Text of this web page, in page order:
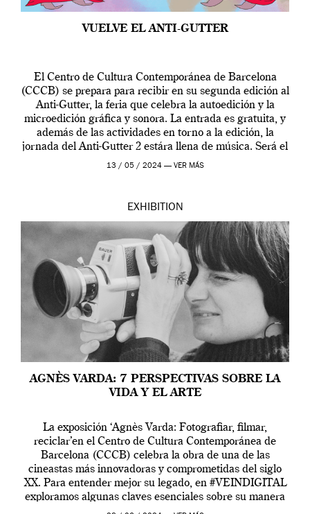
VUELVE EL ANTI-GUTTER
El Centro de Cultura Contemporánea de Barcelona
(CCCB) se prepara para recibir en su segunda edición al
Anti-Gutter, la feria que celebra la autoedición y la
microedición gráfica y sonora. La entrada es gratuita, y
además de las actividades en torno a la edición, la
jornada del Anti-Gutter 2 estára llena de música. Será el
[…]
13 / 05 / 2024 — VER MÁS
EXHIBITION
AGNÈS VARDA: 7 PERSPECTIVAS SOBRE LA
VIDA Y EL ARTE
La exposición ‘Agnès Varda: Fotografiar, filmar,
reciclar’en el Centro de Cultura Contemporánea de
Barcelona (CCCB) celebra la obra de una de las
cineastas más innovadoras y comprometidas del siglo
XX. Para entender mejor su legado, en #VEINDIGITAL
exploramos algunas claves esenciales sobre su manera
de entender la vida, el cine y el arte contemporáneo.